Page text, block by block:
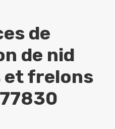
de
de nid
et frelons